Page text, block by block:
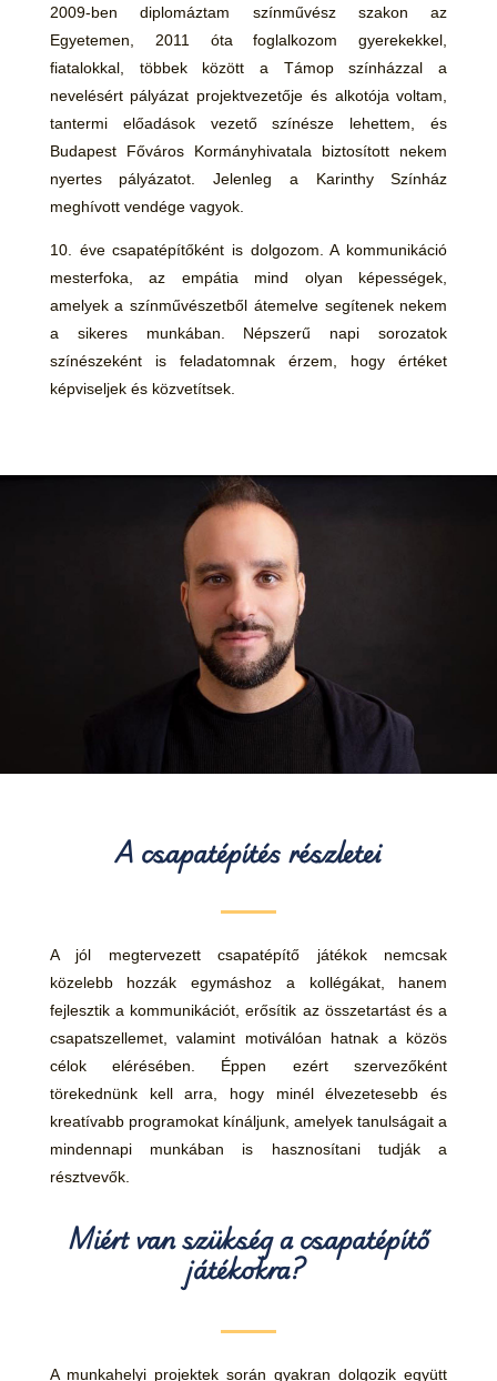
2009-ben diplomáztam színművész szakon az
Egyetemen, 2011 óta foglalkozom gyerekekkel,
fiatalokkal, többek között a Támop színházzal a
nevelésért pályázat projektvezetője és alkotója voltam,
tantermi előadások vezető színésze lehettem, és
Budapest Főváros Kormányhivatala biztosított nekem
nyertes pályázatot. Jelenleg a Karinthy Színház
meghívott vendége vagyok.
10. éve csapatépítőként is dolgozom. A kommunikáció
mesterfoka, az empátia mind olyan képességek,
amelyek a színművészetből átemelve segítenek nekem
a sikeres munkában. Népszerű napi sorozatok
színészeként is feladatomnak érzem, hogy értéket
képviseljek és közvetítsek.
A csapatépítés részletei
A jól megtervezett csapatépítő játékok nemcsak
közelebb hozzák egymáshoz a kollégákat, hanem
fejlesztik a kommunikációt, erősítik az összetartást és a
csapatszellemet, valamint motiválóan hatnak a közös
célok elérésében. Éppen ezért szervezőként
törekednünk kell arra, hogy minél élvezetesebb és
kreatívabb programokat kínáljunk, amelyek tanulságait a
mindennapi munkában is hasznosítani tudják a
résztvevők.
Miért van szükség a csapatépítő
játékokra?
A munkahelyi projektek során gyakran dolgozik együtt